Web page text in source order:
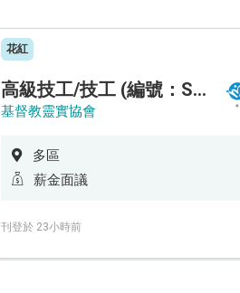
花紅
高級技工/技工 (編號：SSO/FM/A/CTE)
基督教靈實協會
多區
薪金面議
刊登於 23小時前